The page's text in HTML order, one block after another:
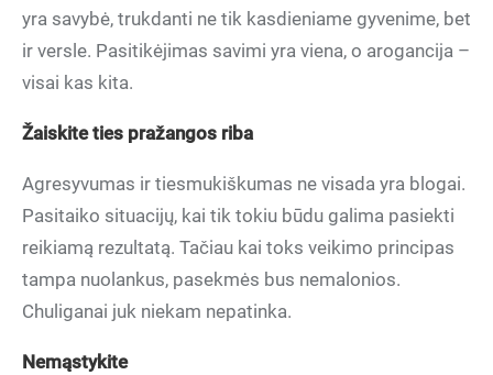
yra savybė, trukdanti ne tik kasdieniame gyvenime, bet
ir versle. Pasitikėjimas savimi yra viena, o arogancija –
visai kas kita.
Žaiskite ties pražangos riba
Agresyvumas ir tiesmukiškumas ne visada yra blogai.
Pasitaiko situacijų, kai tik tokiu būdu galima pasiekti
reikiamą rezultatą. Tačiau kai toks veikimo principas
tampa nuolankus, pasekmės bus nemalonios.
Chuliganai juk niekam nepatinka.
Nemąstykite